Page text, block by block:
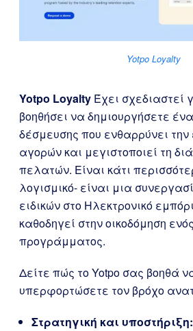
Yotpo Loyalty
Yotpo Loyalty Έχει σχεδιαστεί
βοηθήσει να δημιουργήσετε
δέσμευσης που ενθαρρύνει
αγορών και μεγιστοποιεί τη
πελατών. Είναι κάτι
λογισμικό- είναι μια
ειδικών στο Ηλεκτρονικό
καθοδηγεί στην οικοδόμηση
προγράμματος.
Δείτε πώς το Yotpo σας βοηθά
υπερφορτώσετε τον βρόχο
Στρατηγική και υποστήριξη: